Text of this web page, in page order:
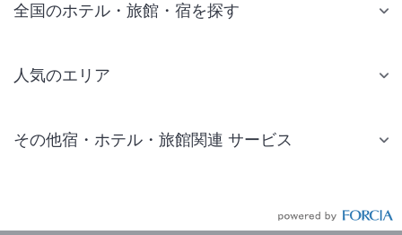
全国のホテル・旅館・宿を探す
人気のエリア
仙台 ホテル
その他宿・ホテル・旅館関連 サービス